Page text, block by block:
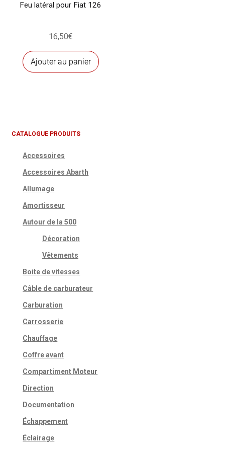
Feu latéral pour Fiat 126
16,50€
Ajouter au panier
CATALOGUE PRODUITS
Accessoires
Accessoires Abarth
Allumage
Amortisseur
Autour de la 500
Décoration
Vêtements
Boite de vitesses
Câble de carburateur
Carburation
Carrosserie
Chauffage
Coffre avant
Compartiment Moteur
Direction
Documentation
Échappement
Éclairage